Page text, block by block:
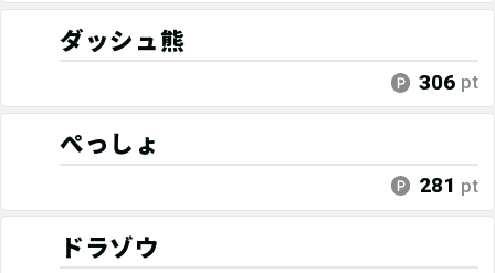
ダッシュ熊
306 pt
ぺっしょ
281 pt
ドラゾウ